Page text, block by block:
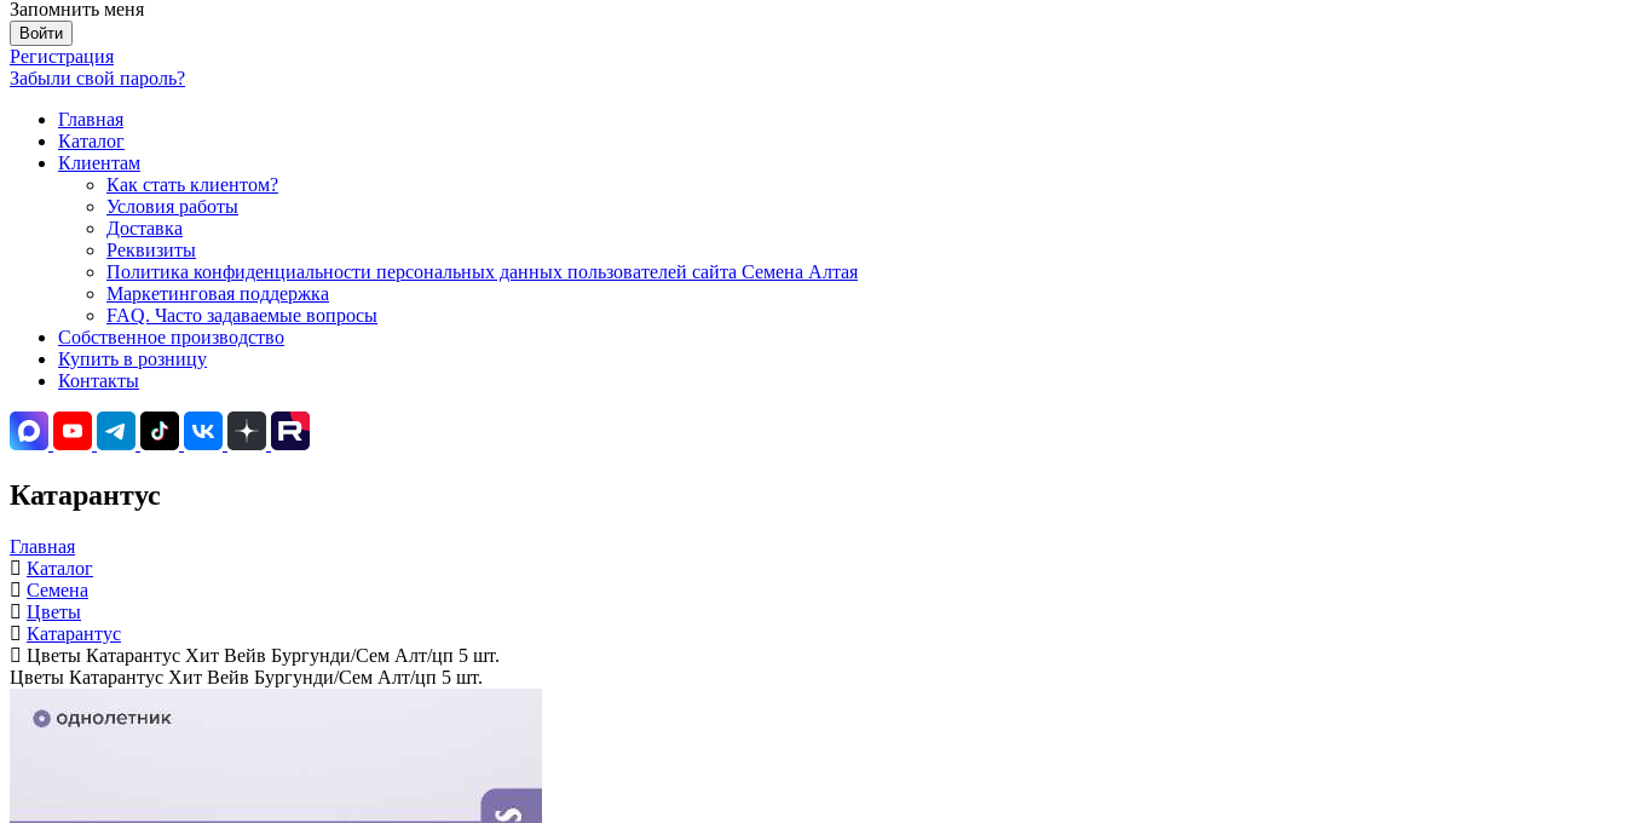
Запомнить меня
Регистрация
Забыли свой пароль?
Главная
Каталог
Клиентам
Как стать клиентом?
Условия работы
Доставка
Реквизиты
Политика конфиденциальности персональных данных пользователей сайта Семена Алтая
Маркетинговая поддержка
FAQ. Часто задаваемые вопросы
Собственное производство
Купить в розницу
Контакты
Катарантус
Главная
Каталог
Семена
Цветы
Катарантус
Цветы Катарантус Хит Вейв Бургунди/Сем Алт/цп 5 шт.
Цветы Катарантус Хит Вейв Бургунди/Сем Алт/цп 5 шт.